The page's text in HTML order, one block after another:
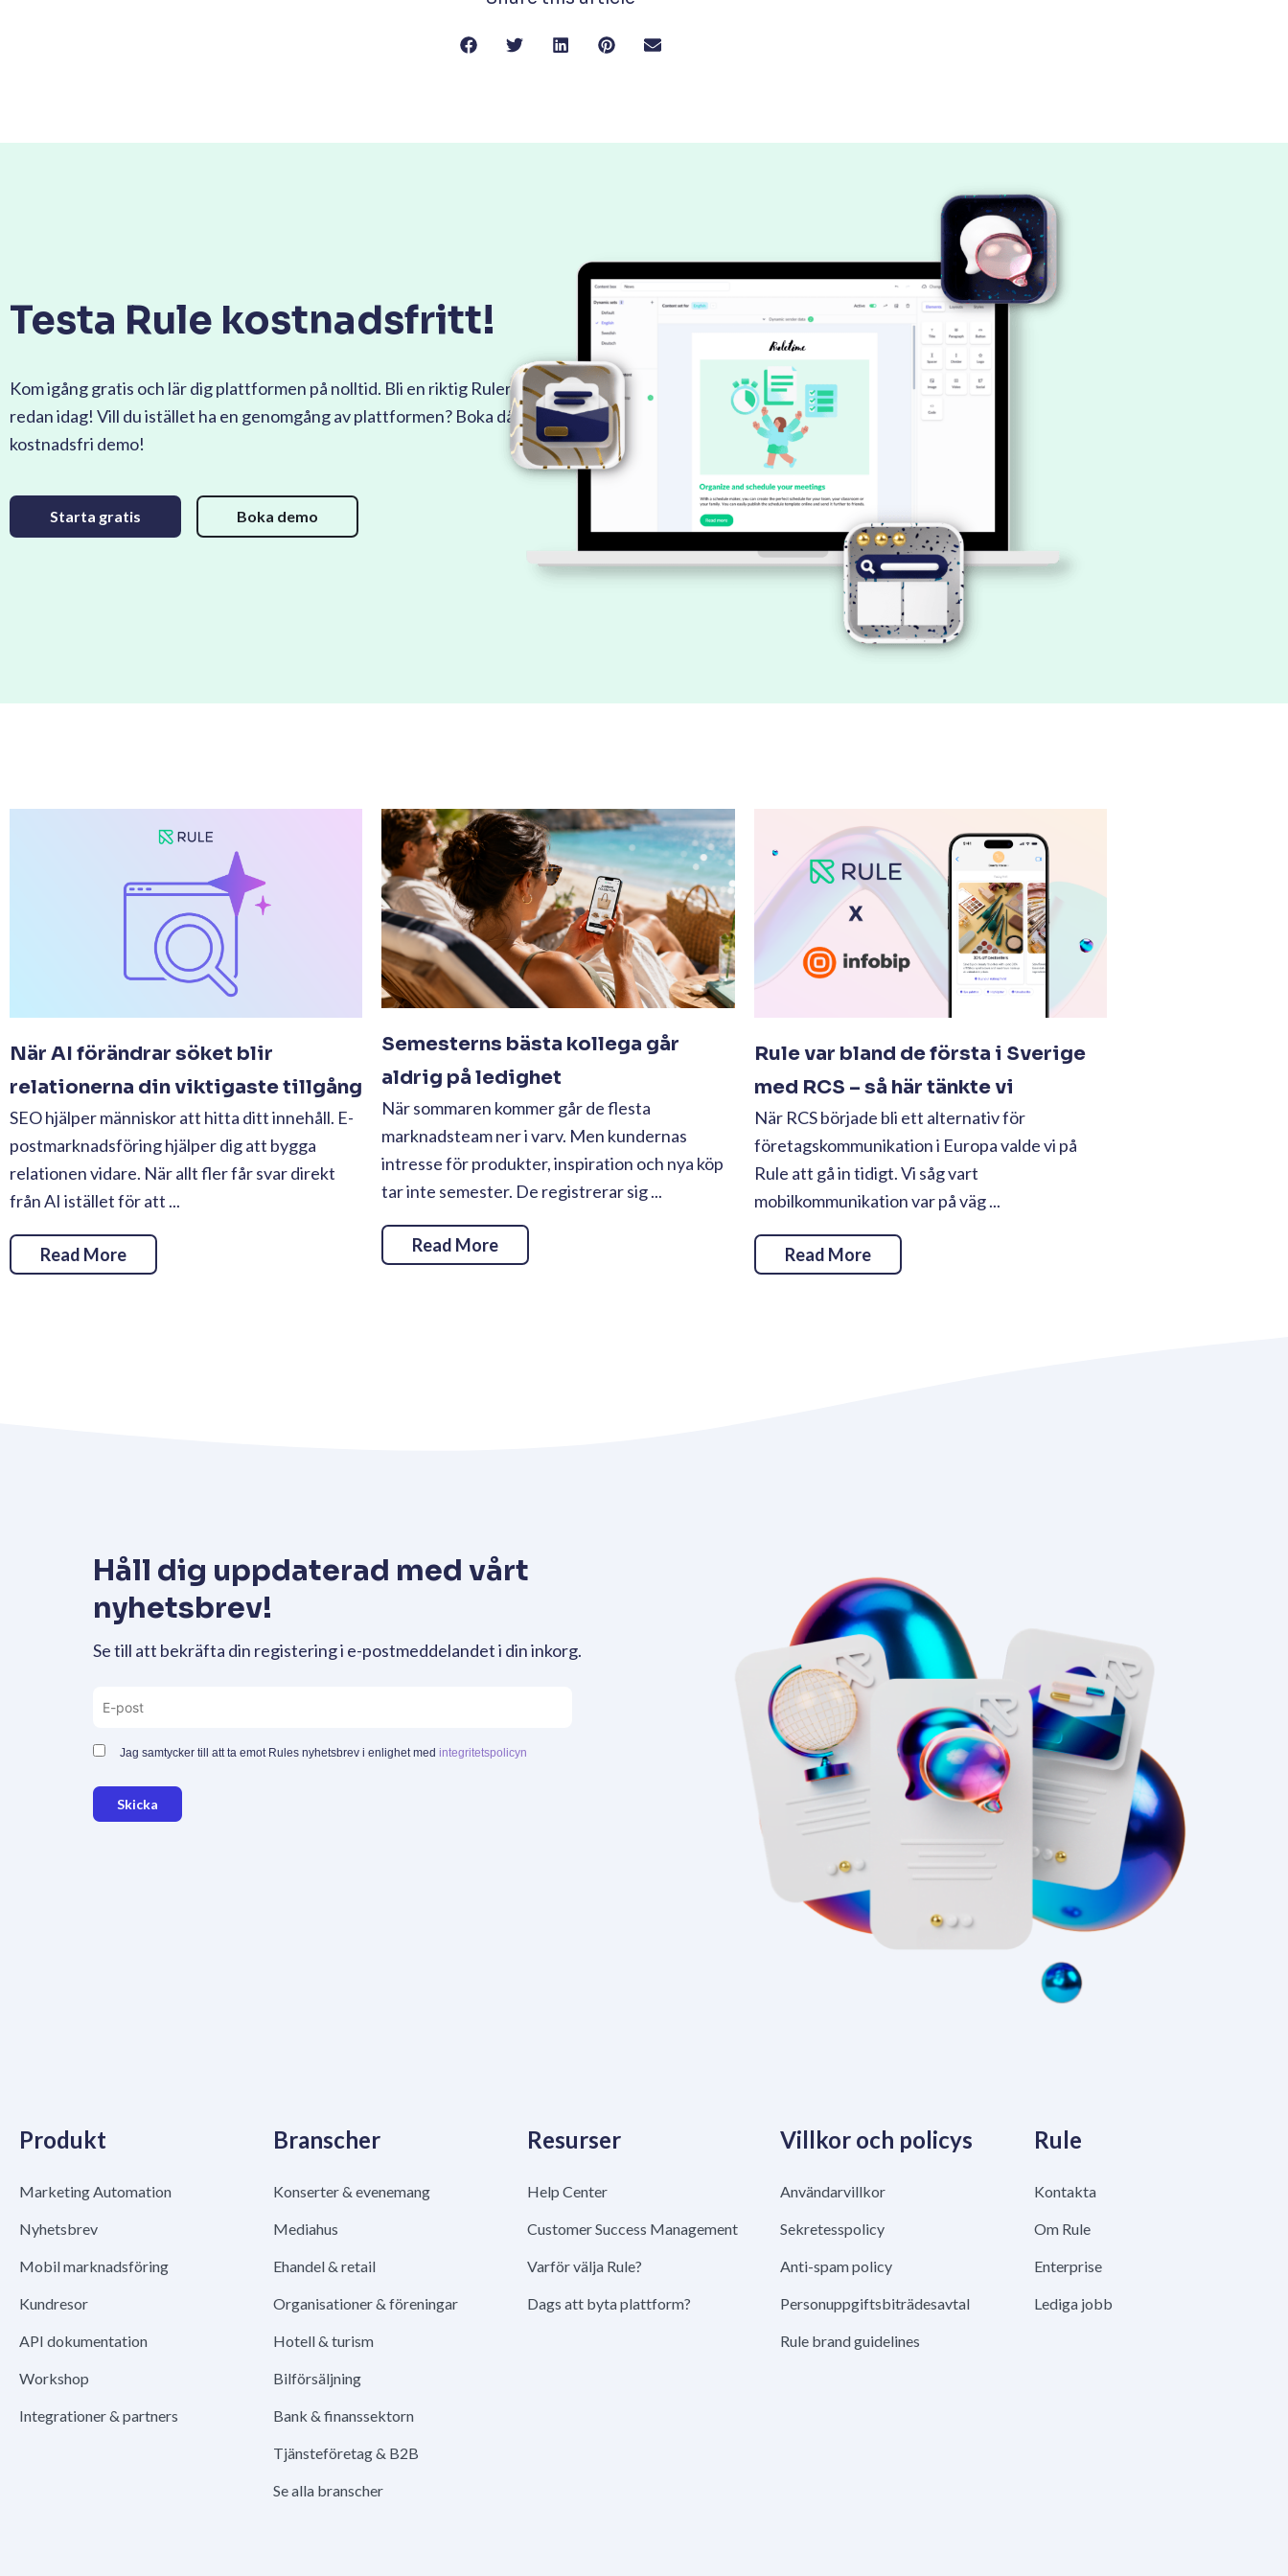
Testa Rule kostnadsfritt!
Kom igång gratis och lär dig plattformen på nolltid. Bli en riktig Ruler
redan idag! Vill du istället ha en genomgång av plattformen? Boka då en
kostnadsfri demo!
Starta gratis Boka demo
När AI förändrar söket blir
relationerna din viktigaste tillgång
SEO hjälper människor att hitta ditt innehåll. E-
postmarknadsföring hjälper dig att bygga
relationen vidare. När allt fler får svar direkt
från AI istället för att ...
Read More
Semesterns bästa kollega går
aldrig på ledighet
När sommaren kommer går de flesta
marknadsteam ner i varv. Men kundernas
intresse för produkter, inspiration och nya köp
tar inte semester. De registrerar sig ...
Read More
Rule var bland de första i Sverige
med RCS – så här tänkte vi
När RCS började bli ett alternativ för
företagskommunikation i Europa valde vi på
Rule att gå in tidigt. Vi såg vart
mobilkommunikation var på väg ...
Read More
Håll dig uppdaterad med vårt
nyhetsbrev!
Se till att bekräfta din registering i e-postmeddelandet i din inkorg.
Jag samtycker till att ta emot Rules nyhetsbrev i enlighet med integritetspolicyn
Skicka
Produkt
Marketing Automation
Nyhetsbrev
Mobil marknadsföring
Kundresor
API dokumentation
Workshop
Integrationer & partners
Branscher
Konserter & evenemang
Mediahus
Ehandel & retail
Organisationer & föreningar
Hotell & turism
Bilförsäljning
Bank & finanssektorn
Tjänsteföretag & B2B
Se alla branscher
Resurser
Help Center
Customer Success Management
Varför välja Rule?
Dags att byta plattform?
Villkor och policys
Användarvillkor
Sekretesspolicy
Anti-spam policy
Personuppgiftsbiträdesavtal
Rule brand guidelines
Rule
Kontakta
Om Rule
Enterprise
Lediga jobb